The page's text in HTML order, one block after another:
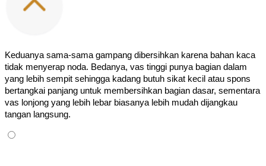
Keduanya sama-sama gampang dibersihkan karena bahan kaca
tidak menyerap noda. Bedanya, vas tinggi punya bagian dalam
yang lebih sempit sehingga kadang butuh sikat kecil atau spons
bertangkai panjang untuk membersihkan bagian dasar, sementara
vas lonjong yang lebih lebar biasanya lebih mudah dijangkau
tangan langsung.